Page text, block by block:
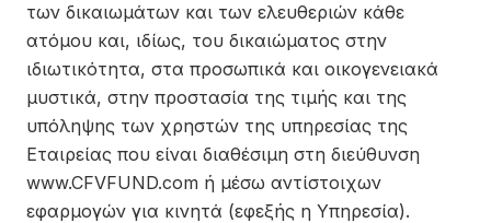
των δικαιωμάτων και των ελευθεριών κάθε
ατόμου και, ιδίως, του δικαιώματος στην
ιδιωτικότητα, στα προσωπικά και οικογενειακά
μυστικά, στην προστασία της τιμής και της
υπόληψης των χρηστών της υπηρεσίας της
Εταιρείας που είναι διαθέσιμη στη διεύθυνση
www.CFVFUND.com ή μέσω αντίστοιχων
εφαρμογών για κινητά (εφεξής η Υπηρεσία).